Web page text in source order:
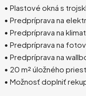
• Plastové okná s
• Predpríprava na
• Predpríprava na
• Predpríprava na
• Predpríprava na
• 20 m² úložného
• Možnosť doplniť